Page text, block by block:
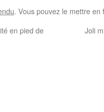
. Vous pouvez le mettre
en pied de
Joli